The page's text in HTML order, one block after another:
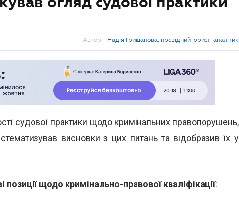
Автор: Надія Гришанова, провідний юрист-аналітик
судової практики щодо кримінальних правопорушень,
висновки з цих питань та відобразив їх у
позиції щодо кримінально-правової кваліфікації: